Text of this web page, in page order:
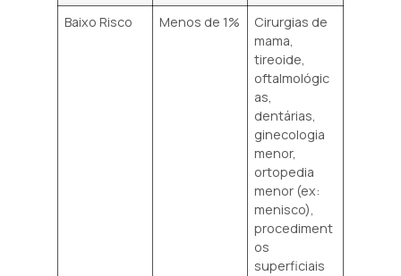
Baixo Risco
Menos de 1%
Cirurgias de
mama,
tireoide,
oftalmológic
as,
dentárias,
ginecologia
menor,
ortopedia
menor (ex:
menisco),
procediment
os
superficiais